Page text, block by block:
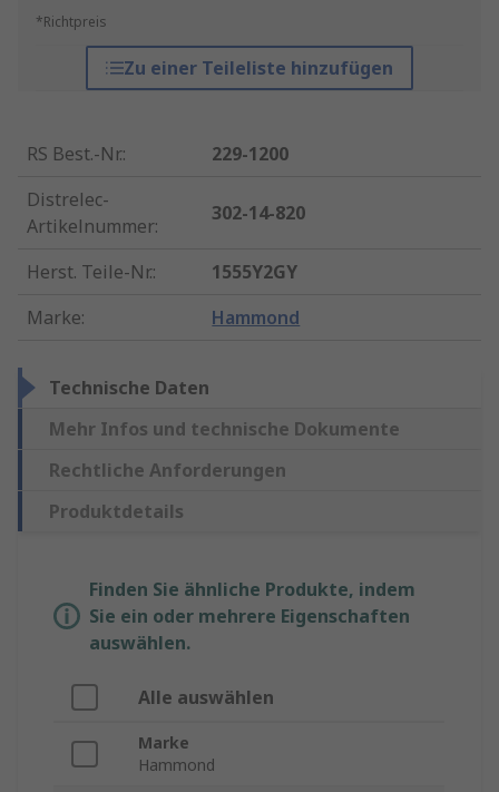
*Richtpreis
Zu einer Teileliste hinzufügen
RS Best.-Nr.:
229-1200
Distrelec-
Artikelnummer:
302-14-820
Herst. Teile-Nr.:
1555Y2GY
Marke: Hammond
Technische Daten
Mehr Infos und technische Dokumente
Rechtliche Anforderungen
Produktdetails
Finden Sie ähnliche Produkte, indem
Sie ein oder mehrere Eigenschaften
auswählen.
Alle auswählen
Marke
Hammond